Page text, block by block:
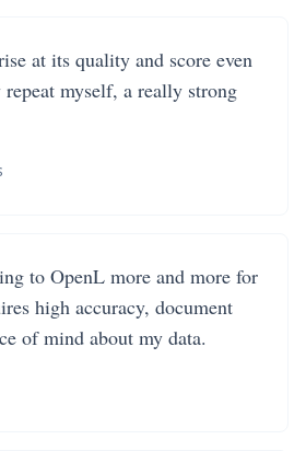
at its quality and score even
myself, a really strong
to OpenL more and more for
high accuracy, document
of mind about my data.